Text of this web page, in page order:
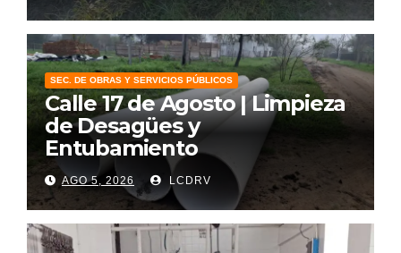
SEC. DE OBRAS Y SERVICIOS PÚBLICOS
Calle 17 de Agosto | Limpieza
de Desagües y
Entubamiento
AGO 5, 2026 LCDRV